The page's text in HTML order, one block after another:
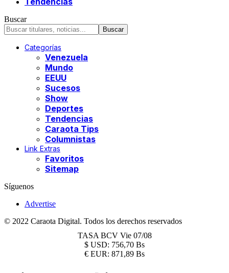
Buscar
Categorías
Venezuela
Mundo
EEUU
Sucesos
Show
Deportes
Tendencias
Caraota Tips
Columnistas
Link Extras
Favoritos
Sitemap
Síguenos
Advertise
© 2022 Caraota Digital. Todos los derechos reservados
TASA BCV Vie 07/08
$ USD: 756,70 Bs
€ EUR: 871,89 Bs